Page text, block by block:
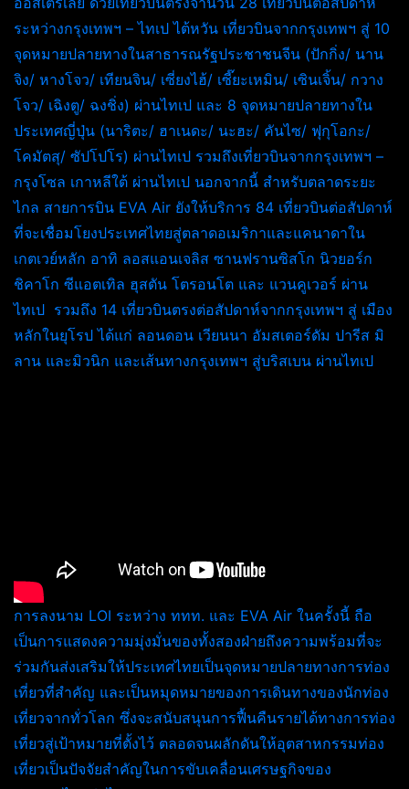
ระหว่างกรุงเทพฯ – ไทเป ไต้หวัน เที่ยวบินจากกรุงเทพฯ สู่ 10
จุดหมายปลายทางในสาธารณรัฐประชาชนจีน (ปักกิ่ง/ นาน
จิง/ หางโจว/ เทียนจิน/ เซี่ยงไฮ้/ เซี๊ยะเหมิน/ เซินเจิ้น/ กวาง
โจว/ เฉิงตู/ ฉงชิ่ง) ผ่านไทเป และ 8 จุดหมายปลายทางใน
ประเทศญี่ปุ่น (นาริตะ/ ฮาเนดะ/ นะฮะ/ คันไซ/ ฟุกุโอกะ/
โคมัตสุ/ ซัปโปโร) ผ่านไทเป รวมถึงเที่ยวบินจากกรุงเทพฯ –
กรุงโซล เกาหลีใต้ ผ่านไทเป นอกจากนี้ สำหรับตลาดระยะ
ไกล สายการบิน EVA Air ยังให้บริการ 84 เที่ยวบินต่อสัปดาห์
ที่จะเชื่อมโยงประเทศไทยสู่ตลาดอเมริกาและแคนาดาใน
เกตเวย์หลัก อาทิ ลอสแอนเจลิส ซานฟรานซิสโก นิวยอร์ก
ชิคาโก ซีแอตเทิล ฮุสตัน โตรอนโต และ แวนคูเวอร์ ผ่าน
ไทเป รวมถึง 14 เที่ยวบินตรงต่อสัปดาห์จากกรุงเทพฯ สู่ เมือง
หลักในยุโรป ได้แก่ ลอนดอน เวียนนา อัมสเตอร์ดัม ปารีส มิ
ลาน และมิวนิก และเส้นทางกรุงเทพฯ สู่บริสเบน ผ่านไทเป
การลงนาม LOI ระหว่าง ททท. และ EVA Air ในครั้งนี้ ถือ
เป็นการแสดงความมุ่งมั่นของทั้งสองฝ่ายถึงความพร้อมที่จะ
ร่วมกันส่งเสริมให้ประเทศไทยเป็นจุดหมายปลายทางการท่อง
เที่ยวที่สำคัญ และเป็นหมุดหมายของการเดินทางของนักท่อง
เที่ยวจากทั่วโลก ซึ่งจะสนับสนุนการฟื้นคืนรายได้ทางการท่อง
เที่ยวสู่เป้าหมายที่ตั้งไว้ ตลอดจนผลักดันให้อุตสาหกรรมท่อง
เที่ยวเป็นปัจจัยสำคัญในการขับเคลื่อนเศรษฐกิจของ